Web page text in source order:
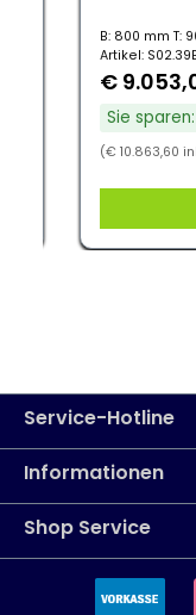
B: 800 mm T:
Artikel:
€
Sie
(€ 10.863,60
Service-Hotline
Informationen
Shop Service